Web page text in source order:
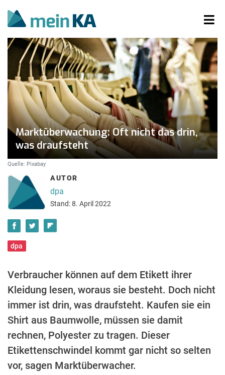
Marktüberwachung: Oft nicht das drin,
was draufsteht
Quelle: Pixabay
AUTOR
dpa
Stand: 8. April 2022
dpa
Verbraucher können auf dem Etikett ihrer
Kleidung lesen, woraus sie besteht. Doch nicht
immer ist drin, was draufsteht. Kaufen sie ein
Shirt aus Baumwolle, müssen sie damit
rechnen, Polyester zu tragen. Dieser
Etikettenschwindel kommt gar nicht so selten
vor, sagen Marktüberwacher.